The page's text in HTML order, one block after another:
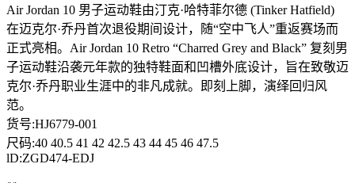
Air Jordan 10 男子运动鞋由汀克·哈特菲尔德 (Tinker Hatfield)
在迈克尔·乔丹首次退役期间设计，随“空中飞人”重返赛场而
正式亮相。Air Jordan 10 Retro “Charred Grey and Black” 复刻男
子运动鞋沿袭元年款的独特鞋面和凹槽外底设计，旨在致敬迈
克尔·乔丹职业生涯中的非凡成就。即刻上脚，演绎回归风
范。
货号:HJ6779-001
尺码:40 40.5 41 42 42.5 43 44 45 46 47.5
lD:ZGD474-EDJ